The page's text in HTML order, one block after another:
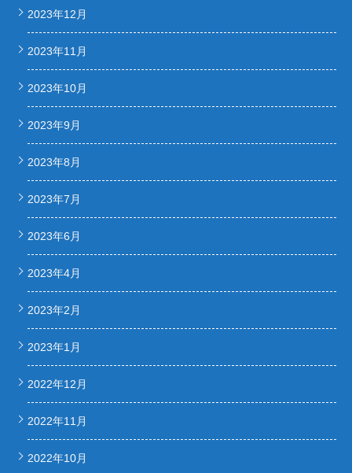
2023年12月
2023年11月
2023年10月
2023年9月
2023年8月
2023年7月
2023年6月
2023年4月
2023年2月
2023年1月
2022年12月
2022年11月
2022年10月